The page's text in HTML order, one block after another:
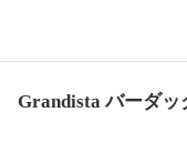
Grandista バーダッ